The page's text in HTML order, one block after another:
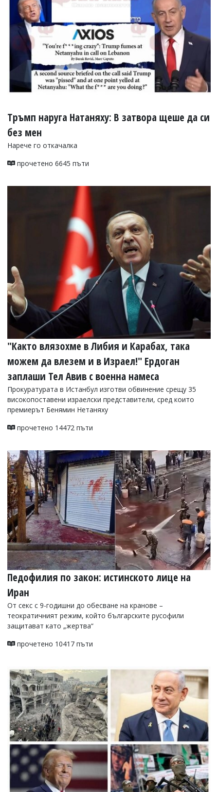
УКРАЙНА
СПОРТ
РАЗСЛЕДВАНЕ
БИЗНЕС
Управители:
email:
v.vasilev@flagman.bg
Катя
еmail:k.kassabova@flagman.bg
Главен
Иван
читателите
и
редакцията
не
носи
отговорност
тях!
Ако
откриете
за
вас
коментар,
моля
сигнализирайте
Тръмп наруга Натаняху: В затвора щеше да си
без мен
Нарече го откачалка
прочетено 6645 пъти
"Както влязохме в Либия и Карабах, така
можем да влезем и в Израел!" Ердоган
заплаши Тел Авив с военна намеса
Прокуратурата в Истанбул изготви обвинение срещу 35
високопоставени израелски представители, сред които
премиерът Бенямин Нетаняху
прочетено 14472 пъти
Педофилия по закон: истинското лице на
Иран
От секс с 9-годишни до обесване на кранове –
теократичният режим, който българските русофили
защитават като „жертва“
прочетено 10417 пъти